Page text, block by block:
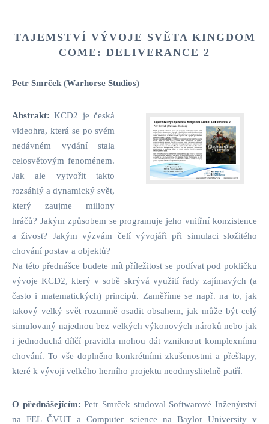
TAJEMSTVÍ VÝVOJE SVĚTA KINGDOM
COME: DELIVERANCE 2
Petr Smrček (Warhorse Studios)
Abstrakt: KCD2 je česká
videohra, která se po svém
nedávném vydání stala
celosvětovým fenoménem.
Jak ale vytvořit takto
rozsáhlý a dynamický svět,
který zaujme miliony
hráčů? Jakým způsobem se programuje jeho vnitřní konzistence
a živost? Jakým výzvám čelí vývojáři při simulaci složitého
chování postav a objektů?
Na této přednášce budete mít příležitost se podívat pod pokličku
vývoje KCD2, který v sobě skrývá využití řady zajímavých (a
často i matematických) principů. Zaměříme se např. na to, jak
takový velký svět rozumně osadit obsahem, jak může být celý
simulovaný najednou bez velkých výkonových nároků nebo jak
i jednoduchá dílčí pravidla mohou dát vzniknout komplexnímu
chování. To vše doplněno konkrétními zkušenostmi a přešlapy,
které k vývoji velkého herního projektu neodmyslitelně patří.
O přednášejícím: Petr Smrček studoval Softwarové Inženýrství
na FEL ČVUT a Computer science na Baylor University v